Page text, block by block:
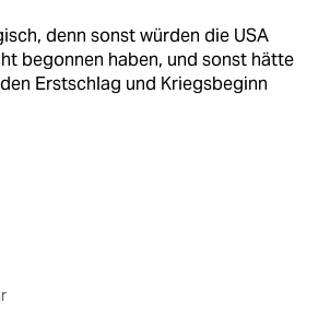
denn sonst würden die USA
begonnen haben, und sonst hätte
Erstschlag und Kriegsbeginn